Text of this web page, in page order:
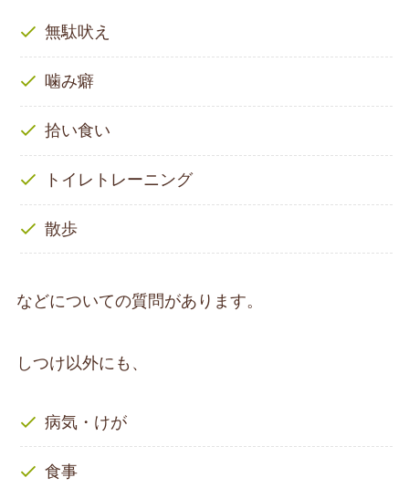
無駄吠え
噛み癖
拾い食い
トイレトレーニング
散歩
などについての質問があります。
しつけ以外にも、
病気・けが
食事